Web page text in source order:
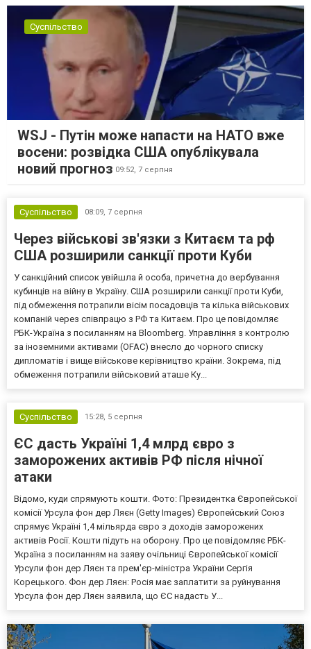
Суспільство
WSJ - Путін може напасти на НАТО вже
восени: розвідка США опублікувала
новий прогноз 09:52, 7 серпня
Суспільство 08:09, 7 серпня
Через військові зв'язки з Китаєм та рф
США розширили санкції проти Куби
У санкційний список увійшла й особа, причетна до вербування
кубинців на війну в Україну. США розширили санкції проти Куби,
під обмеження потрапили вісім посадовців та кілька військових
компаній через співпрацю з РФ та Китаєм. Про це повідомляє
РБК-Україна з посиланням на Bloomberg. Управління з контролю
за іноземними активами (OFAC) внесло до чорного списку
дипломатів і вище військове керівництво країни. Зокрема, під
обмеження потрапили військовий аташе Ку...
Суспільство 15:28, 5 серпня
ЄС дасть Україні 1,4 млрд євро з
заморожених активів РФ після нічної
атаки
Відомо, куди спрямують кошти. Фото: Президентка Європейської
комісії Урсула фон дер Ляєн (Getty Images) Європейський Союз
спрямує Україні 1,4 мільярда євро з доходів заморожених
активів Росії. Кошти підуть на оборону. Про це повідомляє РБК-
Україна з посиланням на заяву очільниці Європейської комісії
Урсули фон дер Ляєн та прем'єр-міністра України Сергія
Корецького. Фон дер Ляєн: Росія має заплатити за руйнування
Урсула фон дер Ляєн заявила, що ЄС надасть У...